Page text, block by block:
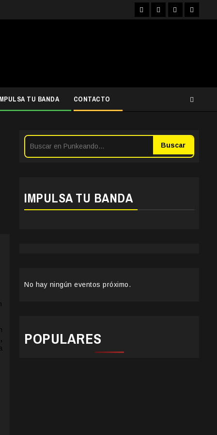
FacebookInstagram
YouTubeTwitter
TU BANDA CONTACTO
Buscar
IMPULSA TU BANDA
No hay ningún eventos próximo.
POPULARES